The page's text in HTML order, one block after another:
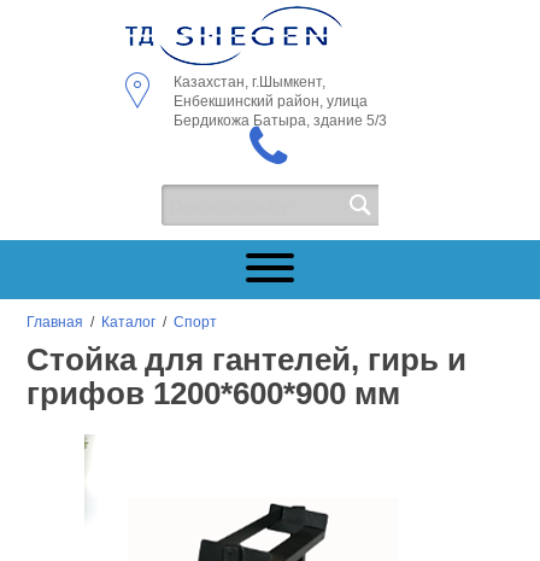
Казахстан, г.Шымкент,
Енбекшинский район, улица
Бердикожа Батыра, здание 5/3
Главная / Каталог /Спорт
Стойка для гантелей, гирь и
грифов 1200*600*900 мм